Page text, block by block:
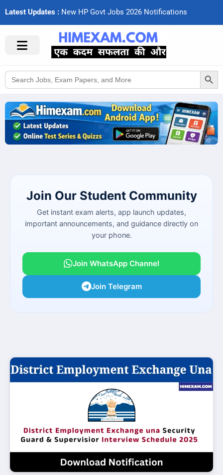
Latest Updates : New HP Govt Jobs 2026 Notifcations
Search
for:
Search Button
Join Our Student Community
Get instant exam alerts, app launch updates,
important announcements, and guidance directly on
your phone.
Join WhatsApp Channel
Join Telegram